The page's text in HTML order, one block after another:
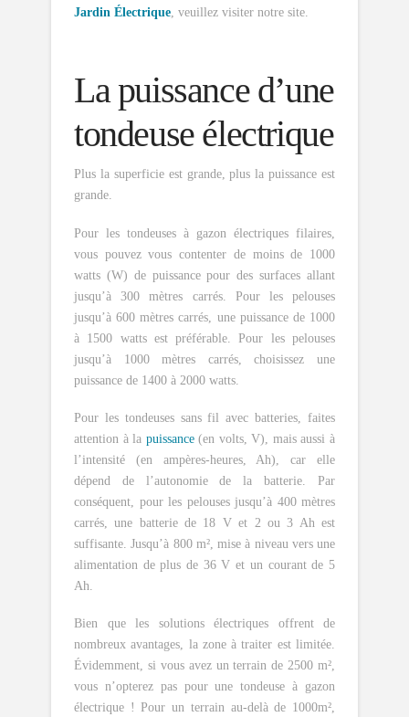
Jardin Électrique, veuillez visiter notre site.
La puissance d’une
tondeuse électrique
Plus la superficie est grande, plus la puissance est
grande.
Pour les tondeuses à gazon électriques filaires,
vous pouvez vous contenter de moins de 1000
watts (W) de puissance pour des surfaces allant
jusqu’à 300 mètres carrés. Pour les pelouses
jusqu’à 600 mètres carrés, une puissance de 1000
à 1500 watts est préférable. Pour les pelouses
jusqu’à 1000 mètres carrés, choisissez une
puissance de 1400 à 2000 watts.
Pour les tondeuses sans fil avec batteries, faites
attention à la puissance(en volts, V), mais aussi à
l’intensité (en ampères-heures, Ah), car elle
dépend de l’autonomie de la batterie. Par
conséquent, pour les pelouses jusqu’à 400 mètres
carrés, une batterie de 18 V et 2 ou 3 Ah est
suffisante. Jusqu’à 800 m², mise à niveau vers une
alimentation de plus de 36 V et un courant de 5
Ah.
Bien que les solutions électriques offrent de
nombreux avantages, la zone à traiter est limitée.
Évidemment, si vous avez un terrain de 2500 m²,
vous n’opterez pas pour une tondeuse à gazon
électrique ! Pour un terrain au-delà de 1000m²,